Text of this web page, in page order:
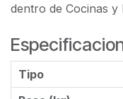
dentro de Cocinas y
Tipo